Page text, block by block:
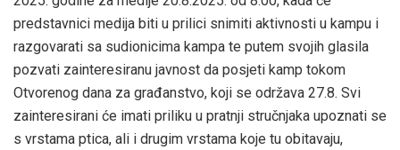
predstavnici medija biti u prilici snimiti aktivnosti u kampu i
razgovarati sa sudionicima kampa te putem svojih glasila
pozvati zainteresiranu javnost da posjeti kamp tokom
Otvorenog dana za građanstvo, koji se održava 27.8. Svi
zainteresirani će imati priliku u pratnji stručnjaka upoznati se
s vrstama ptica, ali i drugim vrstama koje tu obitavaju,